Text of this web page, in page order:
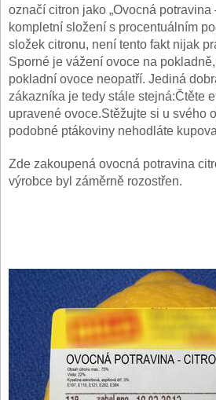
označí citron jako „Ovocná potravina
kompletní složení s procentuálním
složek citronu, není tento fakt nijak
Sporné je vážení ovoce na
pokladní ovoce neopatří. Jediná
zákazníka je tedy stále stejná:Čtěte
upravené ovoce.Stěžujte si u svého
podobné ptákoviny nehodláte
Zde zakoupená ovocná potravina
výrobce byl záměrně rozostřen.